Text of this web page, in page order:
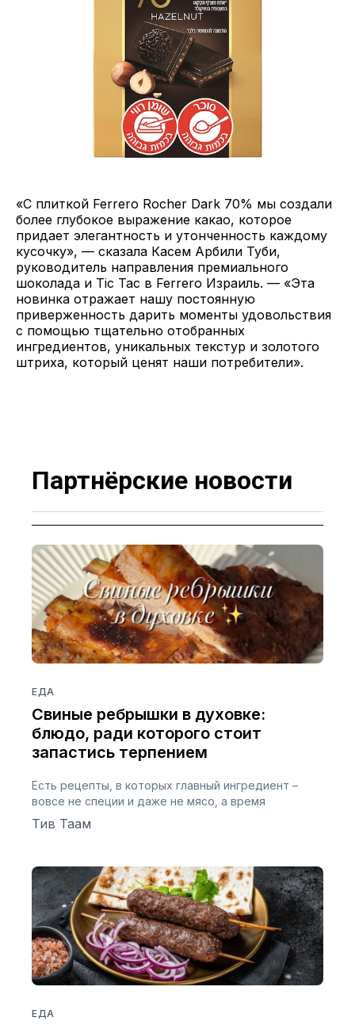
«С плиткой Ferrero Rocher Dark 70% мы создали
более глубокое выражение какао, которое
придает элегантность и утонченность каждому
кусочку», — сказала Касем Арбили Туби,
руководитель направления премиального
шоколада и Tic Tac в Ferrero Израиль. — «Эта
новинка отражает нашу постоянную
приверженность дарить моменты удовольствия
с помощью тщательно отобранных
ингредиентов, уникальных текстур и золотого
штриха, который ценят наши потребители».
Партнёрские новости
ЕДА
Свиные ребрышки в духовке:
блюдо, ради которого стоит
запастись терпением
Есть рецепты, в которых главный ингредиент –
вовсе не специи и даже не мясо, а время
Тив Таам
ЕДА